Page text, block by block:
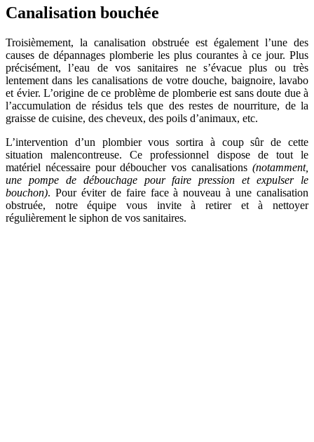
Canalisation bouchée
Troisièmement, la canalisation obstruée est également l’une des
causes de dépannages plomberie les plus courantes à ce jour. Plus
précisément, l’eau de vos sanitaires ne s’évacue plus ou très
lentement dans les canalisations de votre douche, baignoire, lavabo
et évier. L’origine de ce problème de plomberie est sans doute due à
l’accumulation de résidus tels que des restes de nourriture, de la
graisse de cuisine, des cheveux, des poils d’animaux, etc.
L’intervention d’un plombier vous sortira à coup sûr de cette
situation malencontreuse. Ce professionnel dispose de tout le
matériel nécessaire pour déboucher vos canalisations (notamment,
une pompe de débouchage pour faire pression et expulser le
bouchon). Pour éviter de faire face à nouveau à une canalisation
obstruée, notre équipe vous invite à retirer et à nettoyer
régulièrement le siphon de vos sanitaires.